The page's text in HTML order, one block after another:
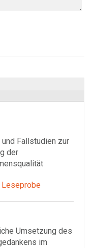
und Fallstudien zur
der
Umsetzung des
im